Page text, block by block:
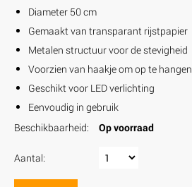
Diameter 50 cm
Gemaakt van transparant rijstpapier
Metalen structuur voor de stevigheid
Voorzien van haakje om op te hangen
Geschikt voor LED verlichting
Eenvoudig in gebruik
Beschikbaarheid:
Op voorraad
Aantal: